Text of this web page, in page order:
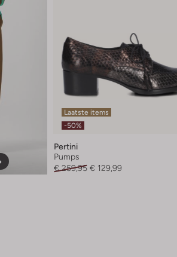
Laatste items
-50%
Pertini
Pumps
€ 259,95 € 129,99